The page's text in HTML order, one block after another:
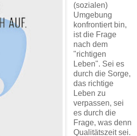
(sozialen)
Umgebung
konfrontiert bin,
ist die Frage
nach dem
"richtigen
Leben". Sei es
durch die Sorge,
das richtige
Leben zu
verpassen, sei
es durch die
Frage, was denn
Qualitätszeit sei.